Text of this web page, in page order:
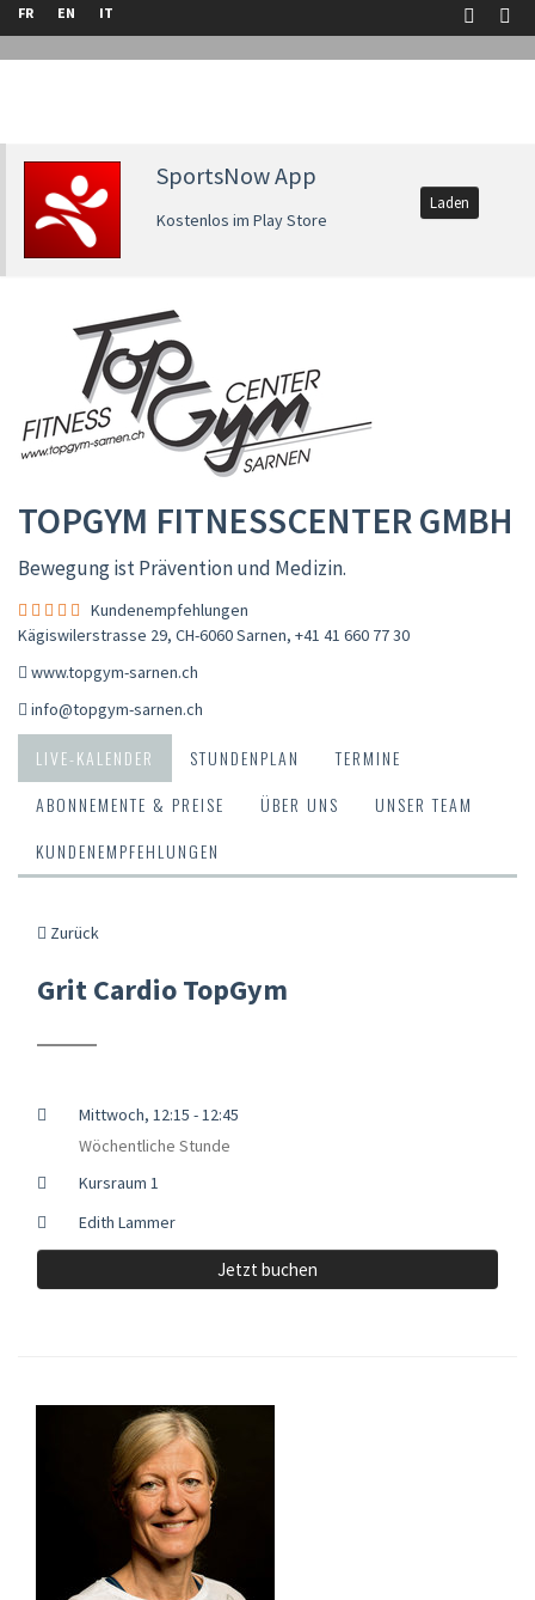
FR EN IT
SportsNow App
Kostenlos im Play Store
Laden
TOPGYM FITNESSCENTER GMBH
Bewegung ist Prävention und Medizin.
Kundenempfehlungen
Kägiswilerstrasse 29, CH-6060 Sarnen, +41 41 660 77 30
www.topgym-sarnen.ch
info@topgym-sarnen.ch
LIVE-KALENDER STUNDENPLAN
TERMINE
ABONNEMENTE & PREISE
ÜBER UNS
UNSER TEAM
KUNDENEMPFEHLUNGEN
Zurück
Grit Cardio TopGym
Mittwoch, 12:15 - 12:45
Wöchentliche Stunde
Kursraum 1
Edith Lammer
Jetzt buchen